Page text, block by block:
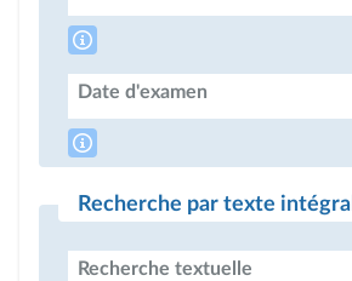
Date d'examen
Recherche par texte intégral
Recherche textuelle